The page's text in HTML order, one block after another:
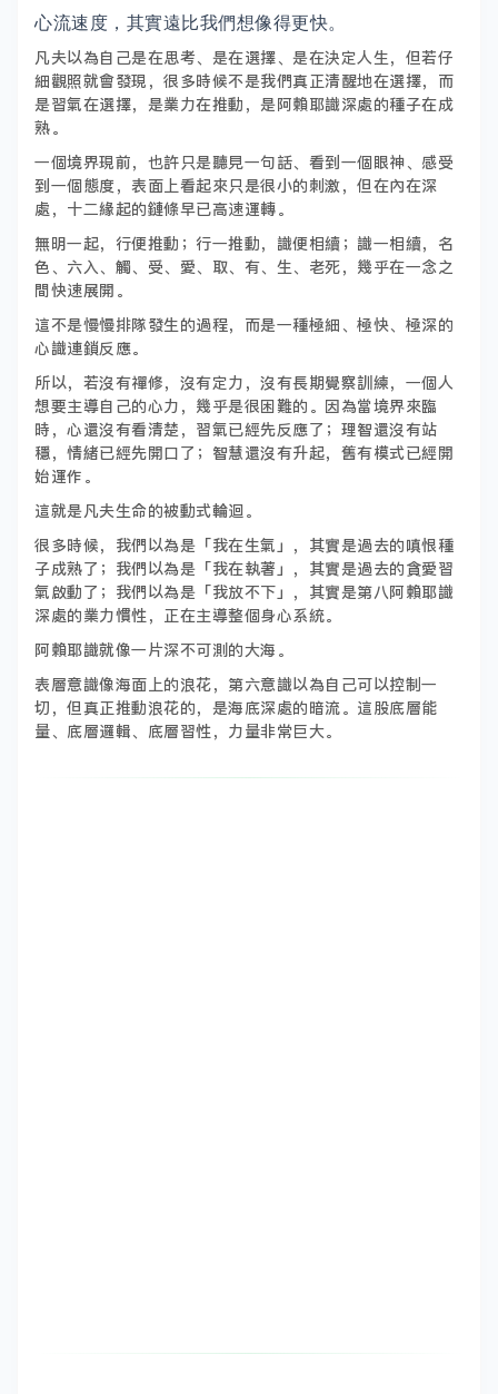
心流速度，其實遠比我們想像得更快。
凡夫以為自己是在思考、是在選擇、是在決定人生，但若仔
細觀照就會發現，很多時候不是我們真正清醒地在選擇，而
是習氣在選擇，是業力在推動，是阿賴耶識深處的種子在成
熟。
一個境界現前，也許只是聽見一句話、看到一個眼神、感受
到一個態度，表面上看起來只是很小的刺激，但在內在深
處，十二緣起的鏈條早已高速運轉。
無明一起，行便推動；行一推動，識便相續；識一相續，名
色、六入、觸、受、愛、取、有、生、老死，幾乎在一念之
間快速展開。
這不是慢慢排隊發生的過程，而是一種極細、極快、極深的
心識連鎖反應。
所以，若沒有禪修，沒有定力，沒有長期覺察訓練，一個人
想要主導自己的心力，幾乎是很困難的。因為當境界來臨
時，心還沒有看清楚，習氣已經先反應了；理智還沒有站
穩，情緒已經先開口了；智慧還沒有升起，舊有模式已經開
始運作。
這就是凡夫生命的被動式輪迴。
很多時候，我們以為是「我在生氣」，其實是過去的嗔恨種
子成熟了；我們以為是「我在執著」，其實是過去的貪愛習
氣啟動了；我們以為是「我放不下」，其實是第八阿賴耶識
深處的業力慣性，正在主導整個身心系統。
阿賴耶識就像一片深不可測的大海。
表層意識像海面上的浪花，第六意識以為自己可以控制一
切，但真正推動浪花的，是海底深處的暗流。這股底層能
量、底層邏輯、底層習性，力量非常巨大。